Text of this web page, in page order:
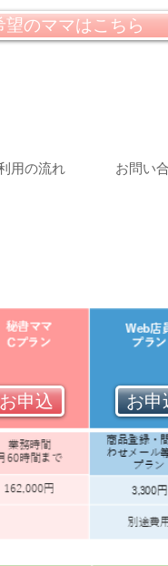
望のママはこちら
用の流れ お問い
お申込 お申